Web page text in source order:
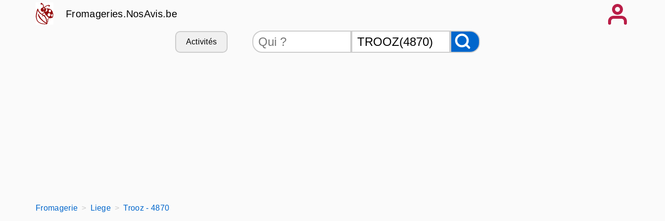
Fromageries.NosAvis.be
Activités
Fromagerie Liege Trooz - 4870